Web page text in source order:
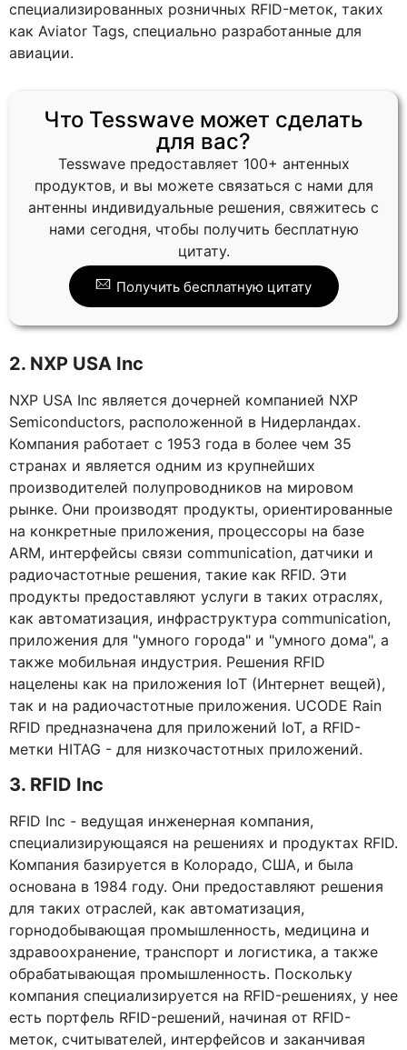
специализированных розничных RFID-меток, таких
как Aviator Tags, специально разработанные для
авиации.
Что Tesswave может сделать
для вас?
Tesswave предоставляет 100+ антенных
продуктов, и вы можете связаться с нами для
антенны индивидуальные решения, свяжитесь с
нами сегодня, чтобы получить бесплатную
цитату.
Получить бесплатную цитату
2. NXP USA Inc
NXP USA Inc является дочерней компанией NXP
Semiconductors, расположенной в Нидерландах.
Компания работает с 1953 года в более чем 35
странах и является одним из крупнейших
производителей полупроводников на мировом
рынке. Они производят продукты, ориентированные
на конкретные приложения, процессоры на базе
ARM, интерфейсы связи communication, датчики и
радиочастотные решения, такие как RFID. Эти
продукты предоставляют услуги в таких отраслях,
как автоматизация, инфраструктура communication,
приложения для "умного города" и "умного дома", а
также мобильная индустрия. Решения RFID
нацелены как на приложения IoT (Интернет вещей),
так и на радиочастотные приложения. UCODE Rain
RFID предназначена для приложений IoT, а RFID-
метки HITAG - для низкочастотных приложений.
3. RFID Inc
RFID Inc - ведущая инженерная компания,
специализирующаяся на решениях и продуктах RFID.
Компания базируется в Колорадо, США, и была
основана в 1984 году. Они предоставляют решения
для таких отраслей, как автоматизация,
горнодобывающая промышленность, медицина и
здравоохранение, транспорт и логистика, а также
обрабатывающая промышленность. Поскольку
компания специализируется на RFID-решениях, у нее
есть портфель RFID-решений, начиная от RFID-
меток, считывателей, интерфейсов и заканчивая